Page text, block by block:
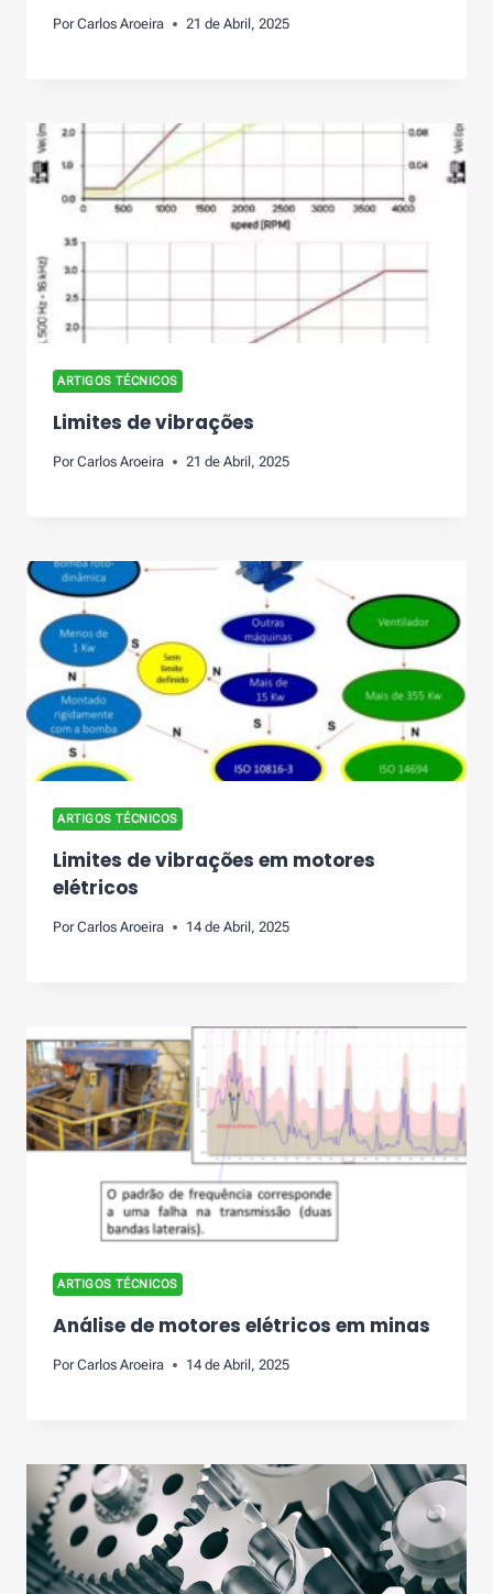
Por Carlos Aroeira 21 de Abril, 2025
ARTIGOS TÉCNICOS
Limites de vibrações
Por Carlos Aroeira 21 de Abril, 2025
ARTIGOS TÉCNICOS
Limites de vibrações em motores
elétricos
Por Carlos Aroeira 14 de Abril, 2025
ARTIGOS TÉCNICOS
Análise de motores elétricos em minas
Por Carlos Aroeira 14 de Abril, 2025